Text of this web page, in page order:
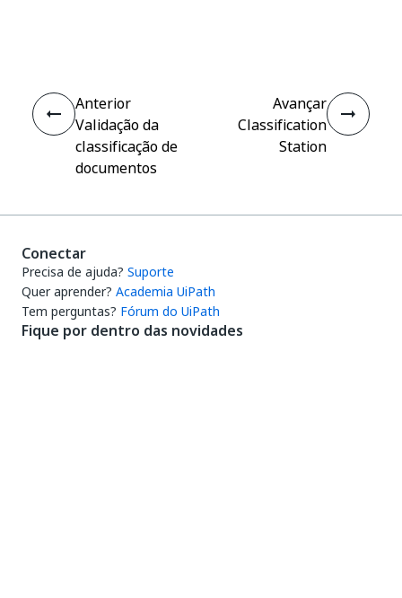
Anterior
Validação da
classificação de
documentos
Avançar
Classification
Station
Conectar
Precisa de ajuda? Suporte
Quer aprender? Academia UiPath
Tem perguntas? Fórum do UiPath
Fique por dentro das novidades